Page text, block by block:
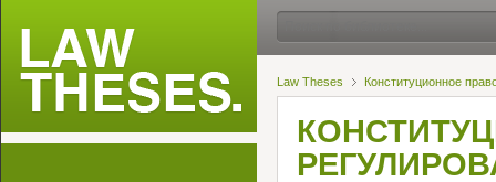
Law Theses Конституционное